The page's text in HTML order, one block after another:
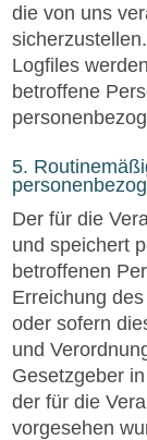
die von uns
Logfiles
betroffene
5.
Der für die
und speichert
betroffenen
Erreichung
oder sofern
und
Gesetzgeber
der für die
vorgesehen